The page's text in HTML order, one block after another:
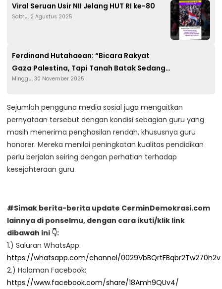
Viral Seruan Usir NII Jelang HUT RI ke-80
Sabtu, 2 Agustus 2025
Ferdinand Hutahaean: “Bicara Rakyat
Gaza Palestina, Tapi Tanah Batak Sedang
Terancam”
Minggu, 30 November 2025
Sejumlah pengguna media sosial juga mengaitkan
pernyataan tersebut dengan kondisi sebagian guru yang
masih menerima penghasilan rendah, khususnya guru
honorer. Mereka menilai peningkatan kualitas pendidikan
perlu berjalan seiring dengan perhatian terhadap
kesejahteraan guru.
#Simak berita-berita update CerminDemokrasi.com
lainnya di ponselmu, dengan cara ikuti/klik link
dibawah ini 👇:
1.) Saluran WhatsApp:
https://whatsapp.com/channel/0029VbBQrtFBqbr2Tw270h2v
2.) Halaman Facebook:
https://www.facebook.com/share/18Amh9QUv4/